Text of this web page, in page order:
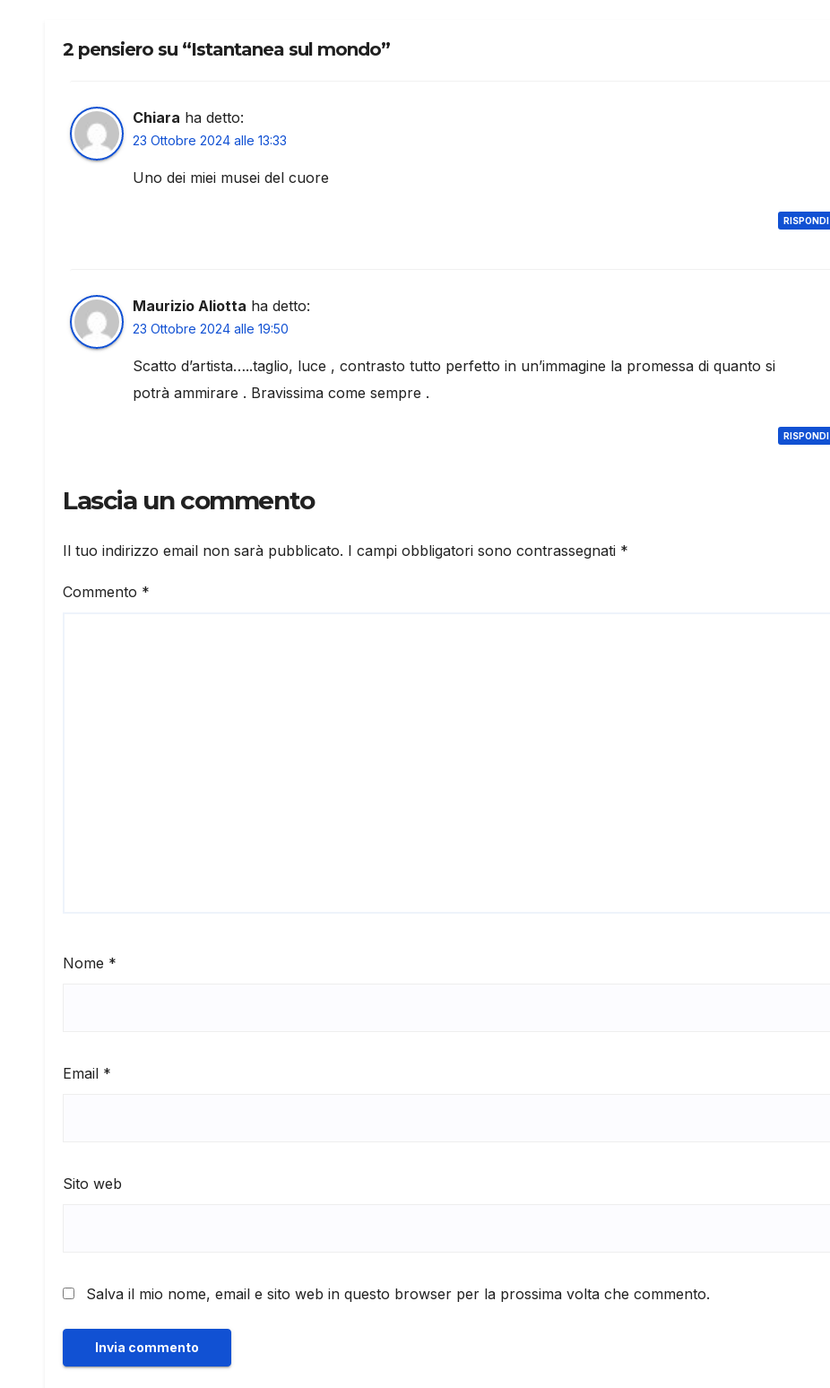
2 pensiero su “Istantanea sul mondo”
Chiara ha detto:
23 Ottobre 2024 alle 13:33
Uno dei miei musei del cuore
RISPONDI
Maurizio Aliotta ha detto:
23 Ottobre 2024 alle 19:50
Scatto d’artista…..taglio, luce , contrasto tutto perfetto in un’immagine la promessa di quanto si
potrà ammirare . Bravissima come sempre .
RISPONDI
Lascia un commento
Il tuo indirizzo email non sarà pubblicato. I campi obbligatori sono contrassegnati *
Commento *
Nome *
Email *
Sito web
Salva il mio nome, email e sito web in questo browser per la prossima volta che commento.